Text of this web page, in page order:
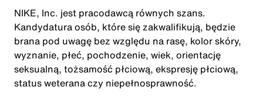
NIKE, Inc. jest pracodawcą równych szans.
Kandydatura osób, które się zakwalifikują, będzie
brana pod uwagę bez względu na rasę, kolor skóry,
wyznanie, płeć, pochodzenie, wiek, orientację
seksualną, tożsamość płciową, ekspresję płciową,
status weterana czy niepełnosprawność.